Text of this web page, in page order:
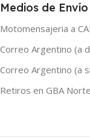
120ml,30ml,60ml
Medios de Envío
Motomensajeria a
Correo Argentino (a
Correo Argentino (a
Retiros en GBA Norte